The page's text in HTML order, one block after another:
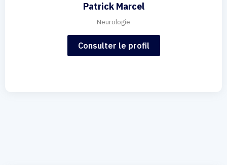
Patrick Marcel
Neurologie
Consulter le profil